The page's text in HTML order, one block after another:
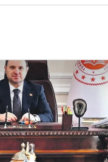
adına elimizden
bir hizmet sunabilmek
çeşitli kişisel
Diğer
faaliyetlerinin
tercihlerinizi aşağıda